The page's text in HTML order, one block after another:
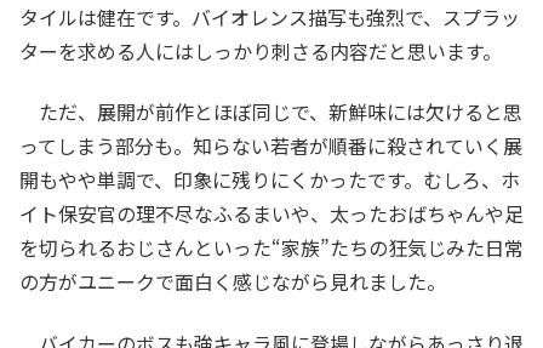
タイルは健在です。バイオレンス描写も強烈で、スプラッ
ターを求める人にはしっかり刺さる内容だと思います。
ただ、展開が前作とほぼ同じで、新鮮味には欠けると思
ってしまう部分も。知らない若者が順番に殺されていく展
開もやや単調で、印象に残りにくかったです。むしろ、ホ
イト保安官の理不尽なふるまいや、太ったおばちゃんや足
を切られるおじさんといった“家族”たちの狂気じみた日常
の方がユニークで面白く感じながら見れました。